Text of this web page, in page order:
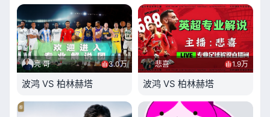
亮 哥 3.0万
波鸿 VS 柏林赫塔
悲喜 1.9万
波鸿 VS 柏林赫塔